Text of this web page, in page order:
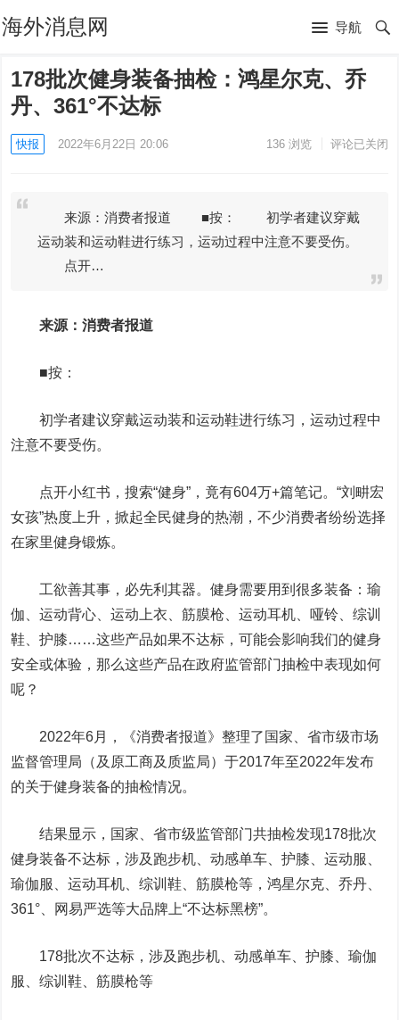
海外消息网 导航
178批次健身装备抽检：鸿星尔克、乔
丹、361°不达标
快报 2022年6月22日 20:06 136浏览 评论已关闭
来源：消费者报道 ■按： 初学者建议穿戴
运动装和运动鞋进行练习，运动过程中注意不要受伤。
点开…
来源：消费者报道
■按：
初学者建议穿戴运动装和运动鞋进行练习，运动过程中
注意不要受伤。
点开小红书，搜索“健身”，竟有604万+篇笔记。“刘畊宏
女孩”热度上升，掀起全民健身的热潮，不少消费者纷纷选择
在家里健身锻炼。
工欲善其事，必先利其器。健身需要用到很多装备：瑜
伽、运动背心、运动上衣、筋膜枪、运动耳机、哑铃、综训
鞋、护膝……这些产品如果不达标，可能会影响我们的健身
安全或体验，那么这些产品在政府监管部门抽检中表现如何
呢？
2022年6月，《消费者报道》整理了国家、省市级市场
监督管理局（及原工商及质监局）于2017年至2022年发布
的关于健身装备的抽检情况。
结果显示，国家、省市级监管部门共抽检发现178批次
健身装备不达标，涉及跑步机、动感单车、护膝、运动服、
瑜伽服、运动耳机、综训鞋、筋膜枪等，鸿星尔克、乔丹、
361°、网易严选等大品牌上“不达标黑榜”。
178批次不达标，涉及跑步机、动感单车、护膝、瑜伽
服、综训鞋、筋膜枪等